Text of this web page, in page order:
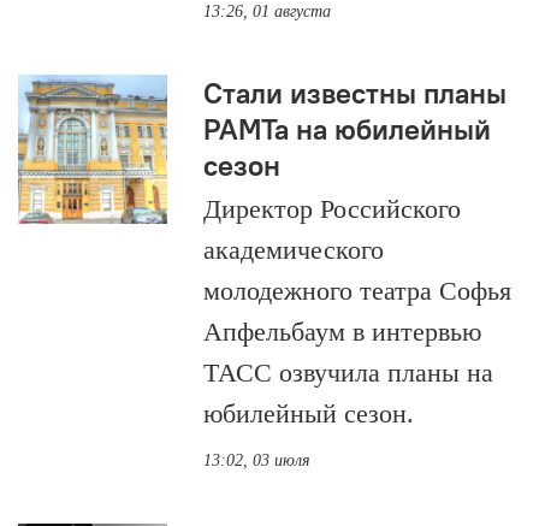
13:26, 01 августа
Стали известны планы
РАМТа на юбилейный
сезон
Директор Российского
академического
молодежного театра Софья
Апфельбаум в интервью
ТАСС озвучила планы на
юбилейный сезон.
13:02, 03 июля